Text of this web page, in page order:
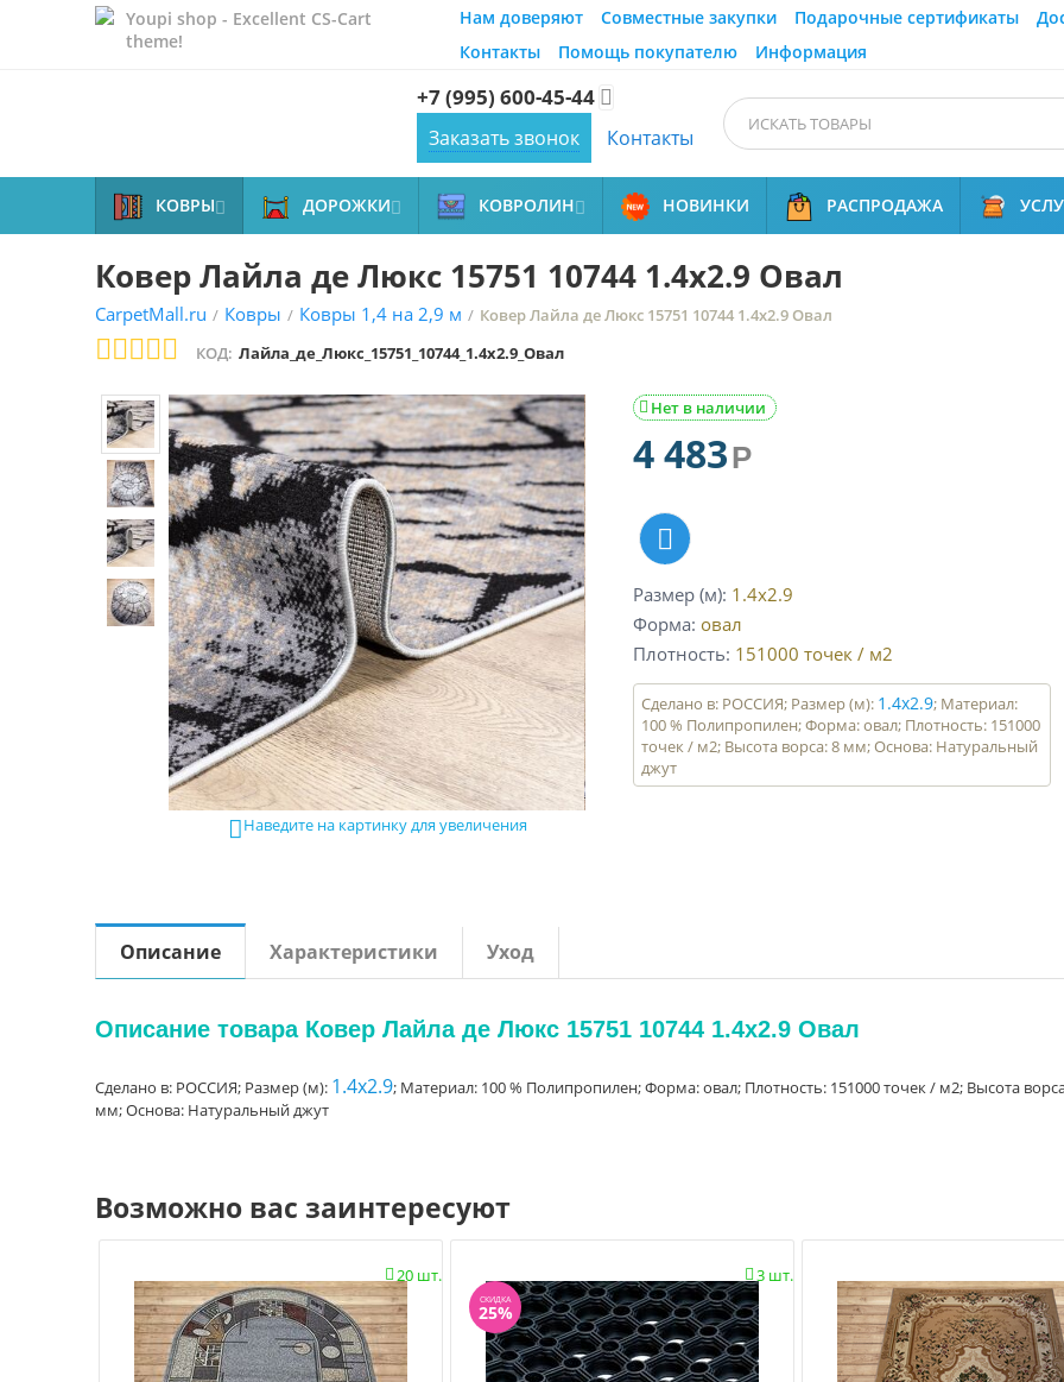
Youpi shop - Excellent CS-Cart
theme!
Нам доверяют Совместные закупки Подарочные сертификаты
Контакты
Помощь покупателю Информация
+7 (995) 600-45-44 
Заказать звонок Контакты
КОВРЫ ДОРОЖКИ КОВРОЛИН НОВИНКИ РАСПРОДАЖА
Ковер Лайла де Люкс 15751 10744 1.4x2.9 Овал
CarpetMall.ru / Ковры / Ковры 1,4 на 2,9 м / Ковер Лайла де Люкс 15751 10744 1.4x2.9 Овал
КОД: Лайла_де_Люкс_15751_10744_1.4x2.9_Овал
Наведите на картинку для увеличения
Нет в наличии

4 483Р
Размер (м) 1.4x2.9
Форма овал
Плотность 151000 точек / м2
Сделано в: РОССИЯ; Размер (м): 1.4x2.9; Материал:
100 % Полипропилен; Форма: овал; Плотность: 151000
точек / м2; Высота ворса: 8 мм; Основа: Натуральный
джут
Описание Характеристики Уход
Описание товара Ковер Лайла де Люкс 15751 10744 1.4x2.9 Овал
Сделано в: РОССИЯ; Размер (м): 1.4x2.9; Материал: 100 % Полипропилен; Форма: овал; Плотность: 151000 точек / м2; Высота
мм; Основа: Натуральный джут
Возможно вас заинтересуют
20 шт.
 3 шт.

СКИДКА
25%